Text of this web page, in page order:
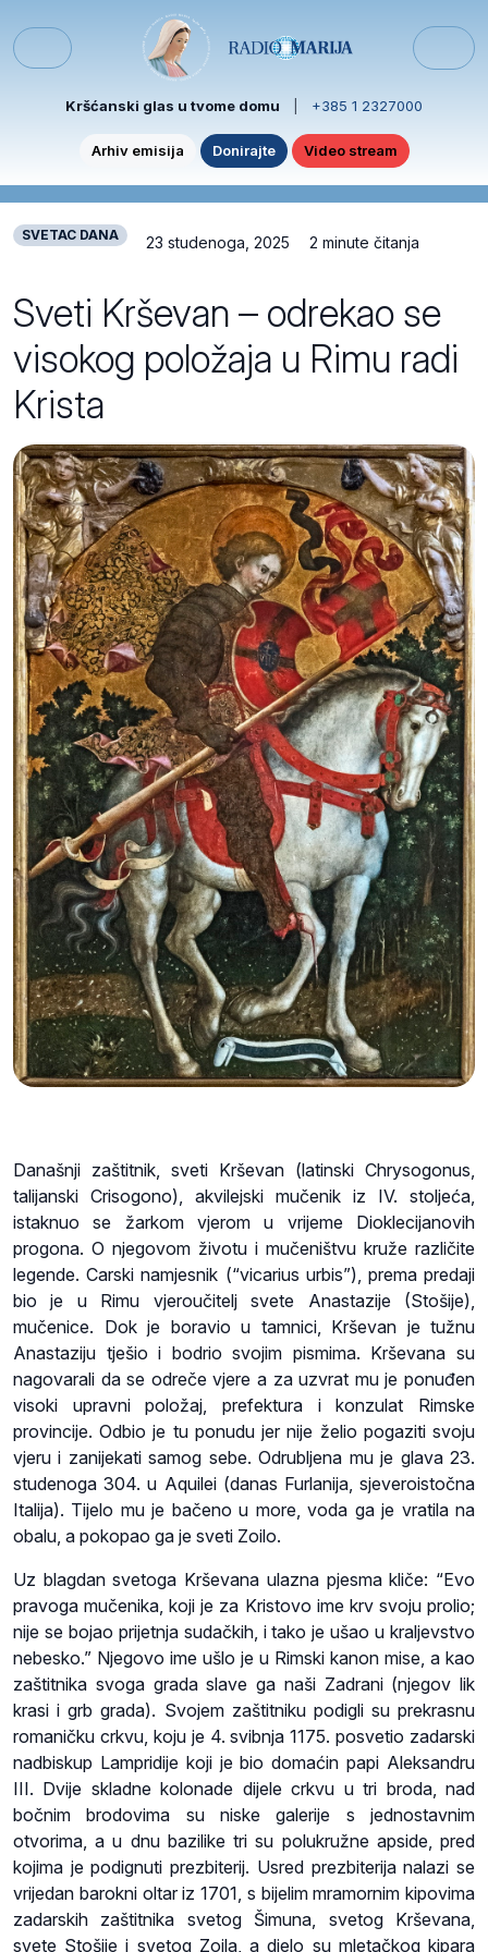
Menu
Kršćanski glas u tvome domu +385 1 2327000
Arhiv emisija Donirajte Video stream
SVETAC DANA 23 studenoga, 2025 2 minute čitanja
Sveti Krševan – odrekao se
visokog položaja u Rimu radi
Krista
Današnji zaštitnik, sveti Krševan (latinski Chrysogonus,
talijanski Crisogono), akvilejski mučenik iz IV. stoljeća,
istaknuo se žarkom vjerom u vrijeme Dioklecijanovih
progona. O njegovom životu i mučeništvu kruže različite
legende. Carski namjesnik (“vicarius urbis”), prema predaji
bio je u Rimu vjeroučitelj svete Anastazije (Stošije),
mučenice. Dok je boravio u tamnici, Krševan je tužnu
Anastaziju tješio i bodrio svojim pismima. Krševana su
nagovarali da se odreče vjere a za uzvrat mu je ponuđen
visoki upravni položaj, prefektura i konzulat Rimske
provincije. Odbio je tu ponudu jer nije želio pogaziti svoju
vjeru i zanijekati samog sebe. Odrubljena mu je glava 23.
studenoga 304. u Aquilei (danas Furlanija, sjeveroistočna
Italija). Tijelo mu je bačeno u more, voda ga je vratila na
obalu, a pokopao ga je sveti Zoilo.
Uz blagdan svetoga Krševana ulazna pjesma kliče: “Evo
pravoga mučenika, koji je za Kristovo ime krv svoju prolio;
nije se bojao prijetnja sudačkih, i tako je ušao u kraljevstvo
nebesko.” Njegovo ime ušlo je u Rimski kanon mise, a kao
zaštitnika svoga grada slave ga naši Zadrani (njegov lik
krasi i grb grada). Svojem zaštitniku podigli su prekrasnu
romaničku crkvu, koju je 4. svibnja 1175. posvetio zadarski
nadbiskup Lampridije koji je bio domaćin papi Aleksandru
III. Dvije skladne kolonade dijele crkvu u tri broda, nad
bočnim brodovima su niske galerije s jednostavnim
otvorima, a u dnu bazilike tri su polukružne apside, pred
kojima je podignuti prezbiterij. Usred prezbiterija nalazi se
vrijedan barokni oltar iz 1701, s bijelim mramornim kipovima
zadarskih zaštitnika svetog Šimuna, svetog Krševana,
svete Stošije i svetog Zoila, a djelo su mletačkog kipara